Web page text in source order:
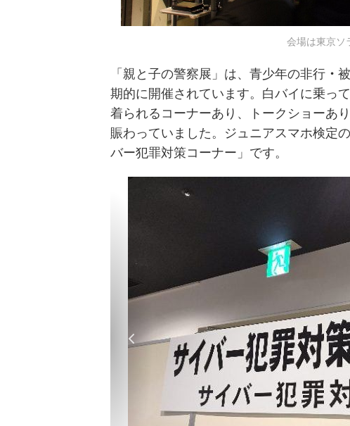
会場は東京ソ
「親と子の警察展」は、青少年の非行 ・
期的に開催されています。白バイに乗っ
着られるコーナーあり、トークショーあ
賑わっていました。ジュニアスマホ検定
バー犯罪対策コーナー」です。